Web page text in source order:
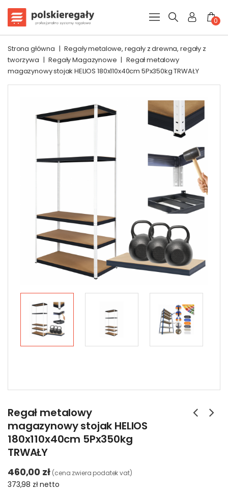
0
Strona główna | Regały metalowe, regały z drewna, regały z
tworzywa | Regały Magazynowe | Regał metalowy
magazynowy stojak HELIOS 180x110x40cm 5Px350kg TRWAŁY
Regał metalowy
magazynowy stojak HELIOS
180x110x40cm 5Px350kg
TRWAŁY
460,00 zł (cena zwiera podatek vat)
373,98 złnetto